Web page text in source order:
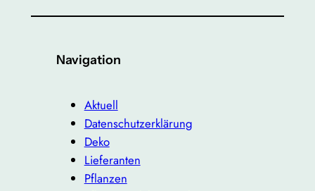
Navigation
Aktuell
Datenschutzerklärung
Deko
Lieferanten
Pflanzen